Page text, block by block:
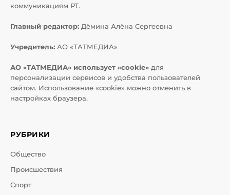
коммуникациям РТ.
Главный редактор: Дёмина Алёна Сергеевна
Учредитель: АО «ТАТМЕДИА»
АО «ТАТМЕДИА» использует «cookie» для
персонализации сервисов и удобства пользователей
сайтом. Использование «cookie» можно отменить в
настройках браузера.
РУБРИКИ
Общество
Происшествия
Спорт